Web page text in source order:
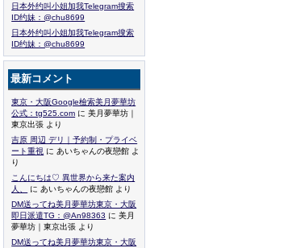
日本外约叫小姐加我Telegram搜索
ID约妹：@chu8699
日本外约叫小姐加我Telegram搜索
ID约妹：@chu8699
最新コメント
東京・大阪Google檢索美月夢華坊
公式：tg525.com に 美月夢華坊｜
東京出張 より
吉原 周辺 デリ｜予約制・プライベ
ート重視 に あいちゃんの夜戀館 よ
り
こんにちは♡ 異世界から来た案内
人、
に あいちゃんの夜戀館 より
DM送ってね美月夢華坊東京・大阪
即日派遣TG：@An98363 に 美月
夢華坊｜東京出張 より
DM送ってね美月夢華坊東京・大阪